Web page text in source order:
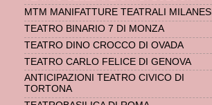
MTM MANIFATTURE TEATRALI MILANESI
TEATRO BINARIO 7 DI MONZA
TEATRO DINO CROCCO DI OVADA
TEATRO CARLO FELICE DI GENOVA
ANTICIPAZIONI TEATRO CIVICO DI
TORTONA